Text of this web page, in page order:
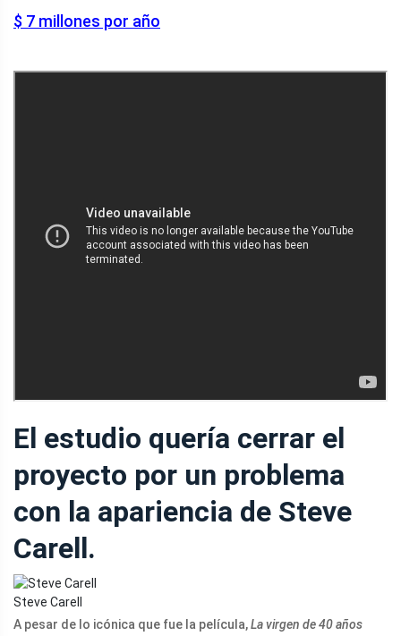
$ 7 millones por año
El estudio quería cerrar el
proyecto por un problema
con la apariencia de Steve
Carell.
Steve Carell
A pesar de lo icónica que fue la película,La virgen de 40 años